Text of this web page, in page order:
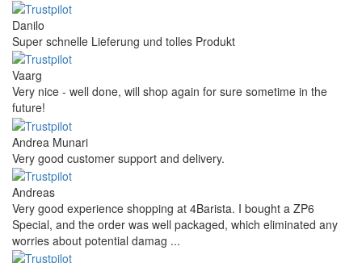
Danilo
Super schnelle Lieferung und tolles Produkt
Vaarg
Very nice - well done, will shop again for sure sometime in the
future!
Andrea Munari
Very good customer support and delivery.
Andreas
Very good experience shopping at 4Barista. I bought a ZP6
Special, and the order was well packaged, which eliminated any
worries about potential damag ...